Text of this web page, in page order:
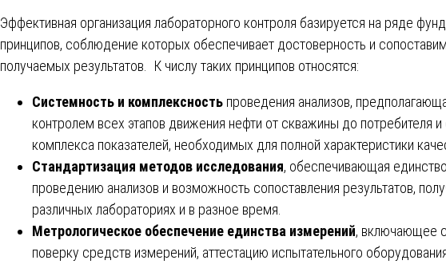
Эффективная организация лабораторного контроля базируется на ряде
принципов, соблюдение которых обеспечивает достоверность и
получаемых результатов. К числу таких принципов относятся:
Системность и комплексность проведения анализов,
контролем всех этапов движения нефти от скважины до потребителя
комплекса показателей, необходимых для полной характеристики
Стандартизация методов исследования, обеспечивающая
проведению анализов и возможность сопоставления результатов,
различных лабораториях и в разное время.
Метрологическое обеспечение единства измерений, включающее
поверку средств измерений, аттестацию испытательного